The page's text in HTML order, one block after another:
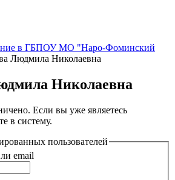
в ГБПОУ МО "Наро-Фоминский
Людмила Николаевна
Николаевна
Если вы уже являетесь
в систему.
пользователей
email